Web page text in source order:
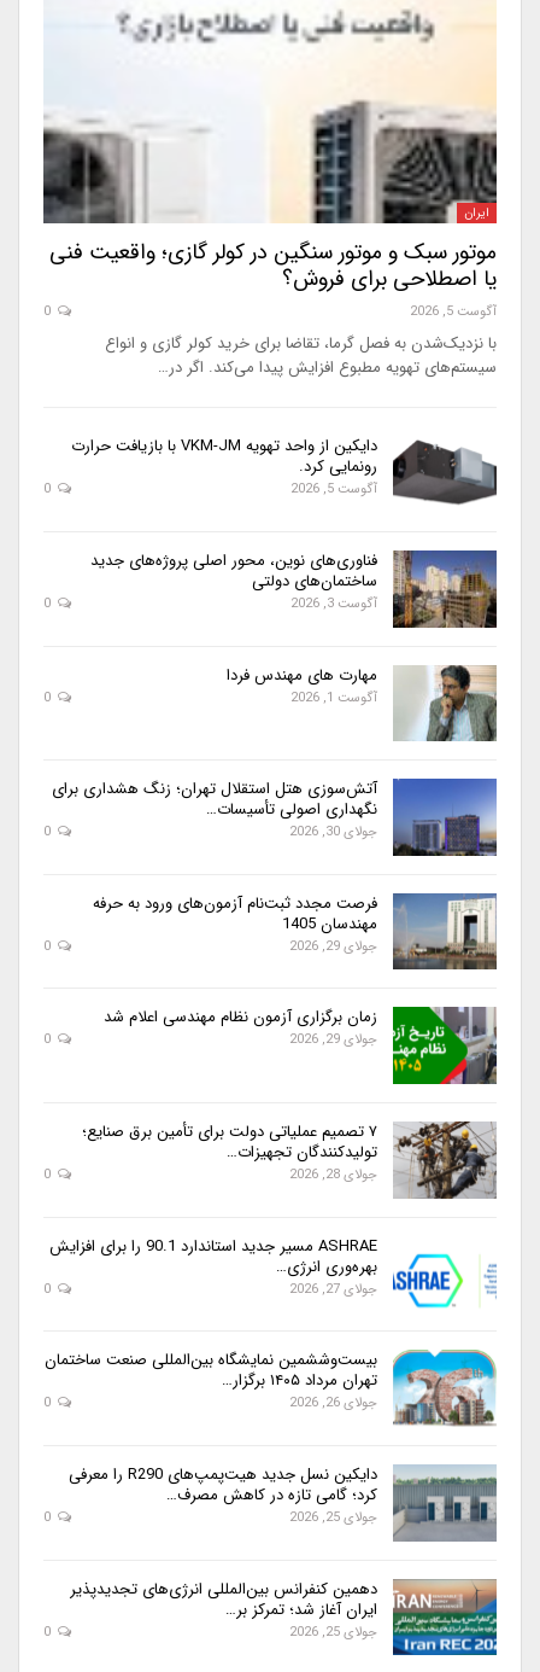
ایران
موتور سبک و موتور سنگین در کولر گازی؛ واقعیت فنی
یا اصطلاحی برای فروش؟
آگوست 5, 2026
با نزدیک‌شدن به فصل گرما، تقاضا برای خرید کولر گازی و انواع
سیستم‌های تهویه مطبوع افزایش پیدا می‌کند. اگر در…
دایکین از واحد تهویه VKM-JM با بازیافت حرارت
رونمایی کرد.
آگوست 5, 2026
فناوری‌های نوین، محور اصلی پروژه‌های جدید
ساختمان‌های دولتی
آگوست 3, 2026
مهارت های مهندس فردا
آگوست 1, 2026
آتش‌سوزی هتل استقلال تهران؛ زنگ هشداری برای
نگهداری اصولی تأسیسات…
جولای 30, 2026
فرصت مجدد ثبت‌نام آزمون‌های ورود به حرفه
مهندسان 1405
جولای 29, 2026
زمان برگزاری آزمون نظام مهندسی اعلام شد
جولای 29, 2026
۷ تصمیم عملیاتی دولت برای تأمین برق صنایع؛
تولیدکنندگان تجهیزات…
جولای 28, 2026
ASHRAE مسیر جدید استاندارد 90.1 را برای افزایش
بهره‌وری انرژی…
جولای 27, 2026
بیست‌وششمین نمایشگاه بین‌المللی صنعت ساختمان
تهران مرداد ۱۴۰۵ برگزار…
جولای 26, 2026
دایکین نسل جدید هیت‌پمپ‌های R290 را معرفی
کرد؛ گامی تازه در کاهش مصرف…
جولای 25, 2026
دهمین کنفرانس بین‌المللی انرژی‌های تجدیدپذیر
ایران آغاز شد؛ تمرکز بر…
جولای 25, 2026